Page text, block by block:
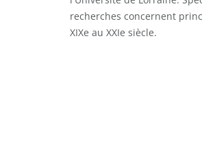
recherches concernent
XIXe au XXIe siècle.